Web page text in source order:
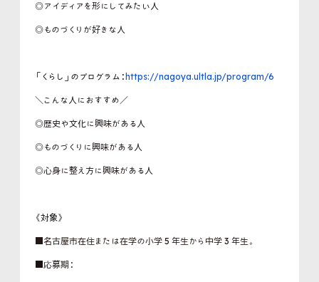
◎アイディアを形にしてみたい人
◎ものづくりが好きな人
「くらし」のプログラム： https://nagoya.ultla.jp/program/6
＼こんな人におすすめ／
◎歴史や文化に興味がある人
◎ものづくりに興味がある人
◎心身に整え方に興味がある人
《対象》
■名古屋市在住または在学の小学 5 年生から中学 3 年生。
■応募期：